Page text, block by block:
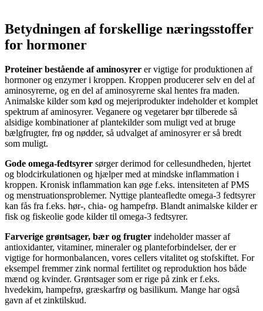
Betydningen af ​​forskellige næringsstoffer
for hormoner
Proteiner bestående af aminosyrer er vigtige for produktionen af ​​
hormoner og enzymer i kroppen. Kroppen producerer selv en del af
aminosyrerne, og en del af aminosyrerne skal hentes fra maden.
Animalske kilder som kød og mejeriprodukter indeholder et komplet
spektrum af aminosyrer. Veganere og vegetarer bør tilberede så
alsidige kombinationer af plantekilder som muligt ved at bruge
bælgfrugter, frø og nødder, så udvalget af aminosyrer er så bredt
som muligt.
Gode ​​omega-fedtsyrer sørger derimod for cellesundheden, hjertet
og blodcirkulationen og hjælper med at mindske inflammation i
kroppen. Kronisk inflammation kan øge f.eks. intensiteten af ​​PMS
og menstruationsproblemer. Nyttige planteafledte omega-3 fedtsyrer
kan fås fra f.eks. hør-, chia- og hampefrø. Blandt animalske kilder er
fisk og fiskeolie gode kilder til omega-3 fedtsyrer.
Farverige grøntsager, bær og frugter indeholder masser af
antioxidanter, vitaminer, mineraler og planteforbindelser, der er
vigtige for hormonbalancen, vores cellers vitalitet og stofskiftet. For
eksempel fremmer zink normal fertilitet og reproduktion hos både
mænd og kvinder. Grøntsager som er rige på zink er f.eks.
hvedekim, hampefrø, græskarfrø og basilikum. Mange har også
gavn af et zinktilskud.